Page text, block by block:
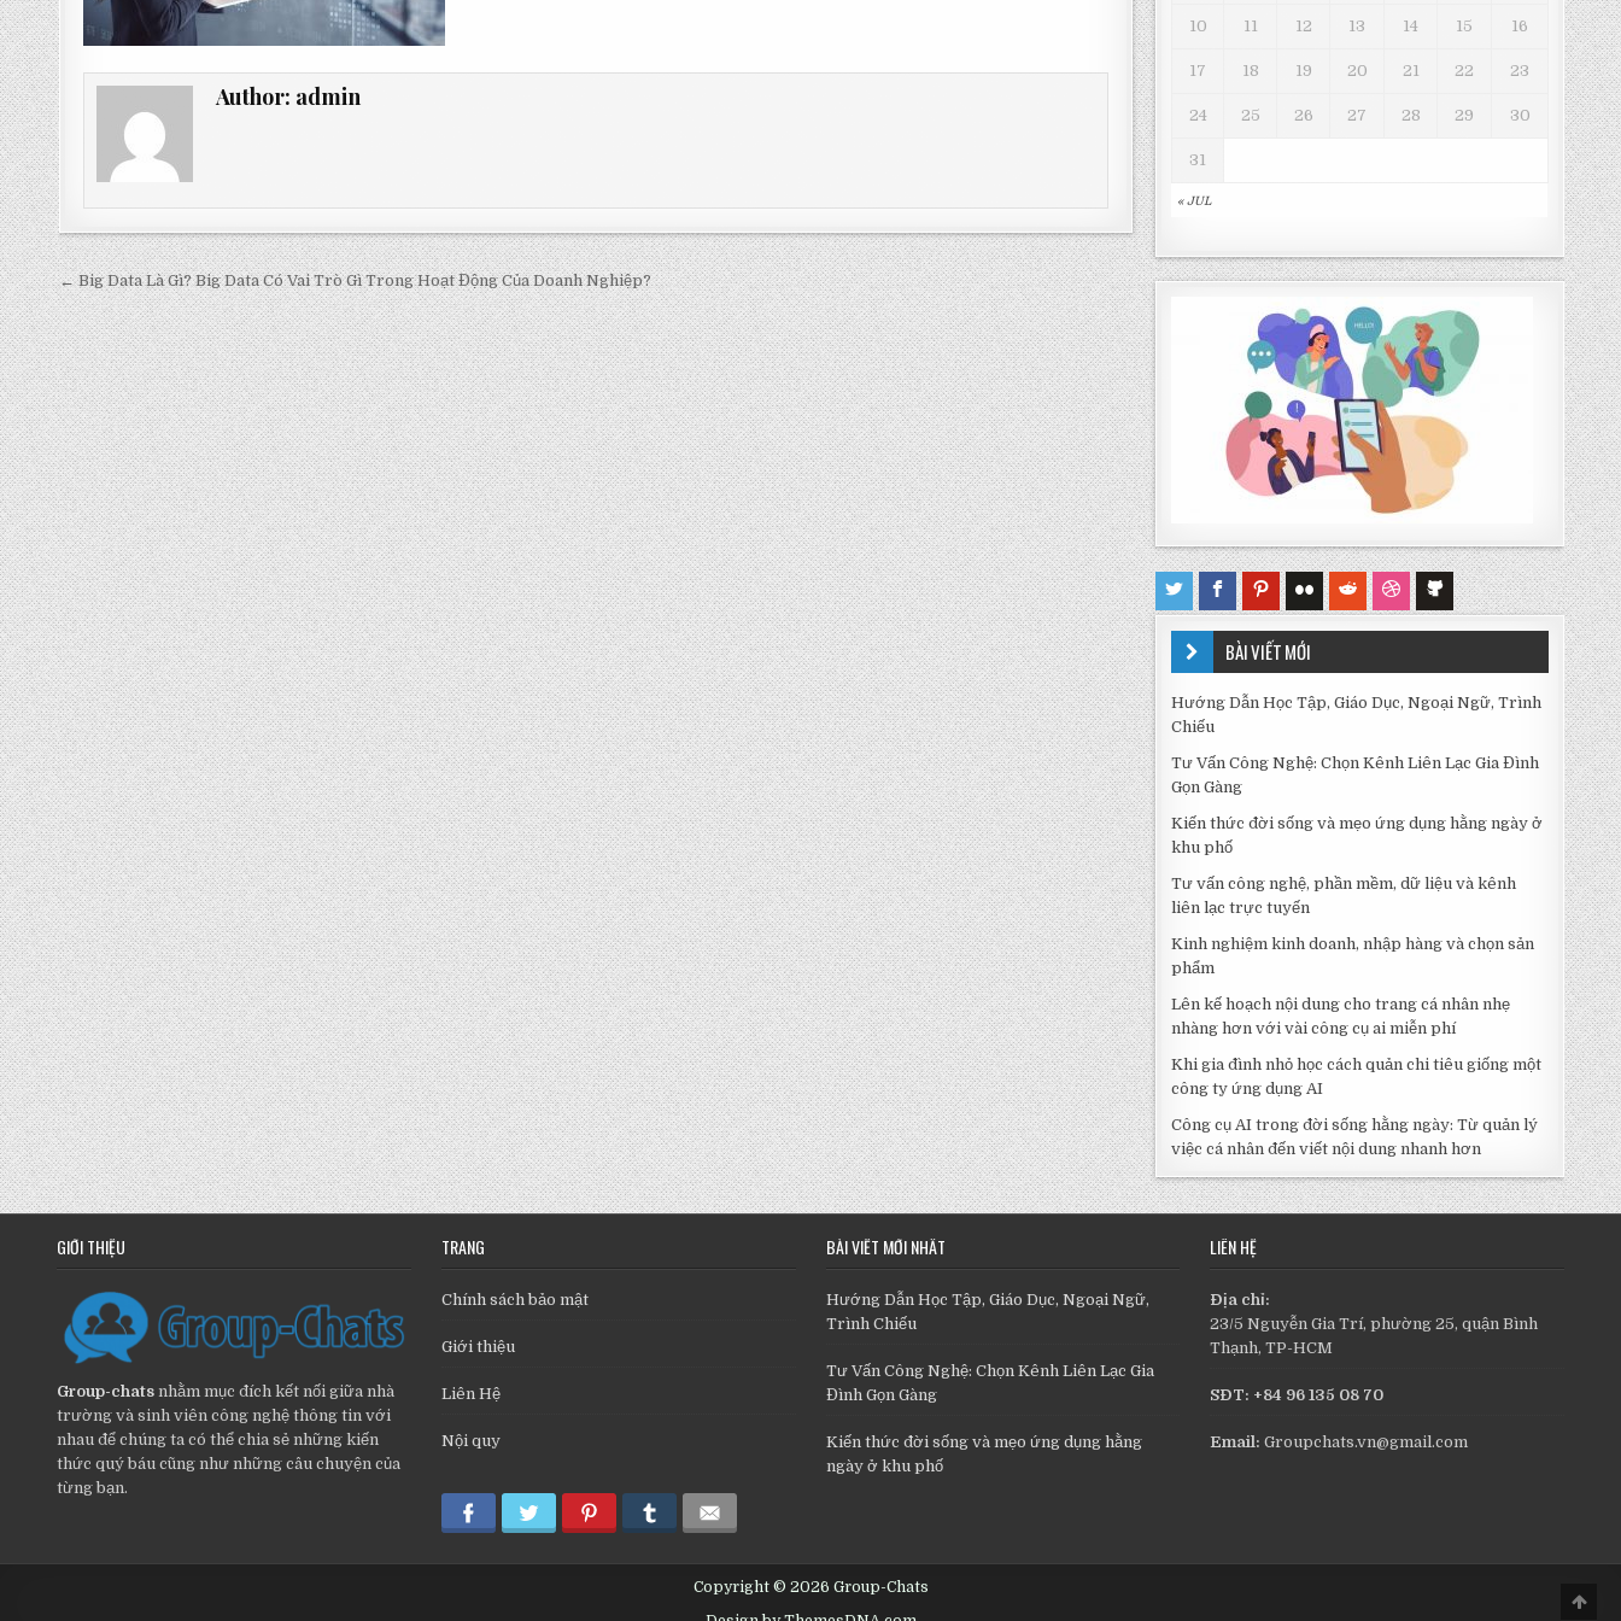
Author: admin
Post
navigation
← Big Data Là Gì? Big Data Có Vai Trò Gì Trong Hoạt Động Của Doanh Nghiệp?
« JUL
10 11 12 13 14 15 16
17 18 19 20 21 22 23
24 25 26 27 28 29 30
31
BÀI VIẾT MỚI
Hướng Dẫn Học Tập, Giáo Dục, Ngoại Ngữ, Trình
Chiếu
Tư Vấn Công Nghệ: Chọn Kênh Liên Lạc Gia Đình
Gọn Gàng
Kiến thức đời sống và mẹo ứng dụng hằng ngày ở
khu phố
Tư vấn công nghệ, phần mềm, dữ liệu và kênh
liên lạc trực tuyến
Kinh nghiệm kinh doanh, nhập hàng và chọn sản
phẩm
Lên kế hoạch nội dung cho trang cá nhân nhẹ
nhàng hơn với vài công cụ ai miễn phí
Khi gia đình nhỏ học cách quản chi tiêu giống một
công ty ứng dụng AI
Công cụ AI trong đời sống hằng ngày: Từ quản lý
việc cá nhân đến viết nội dung nhanh hơn
GIỚI THIỆU
Group-chats nhằm mục đích kết nối giữa nhà
trường và sinh viên công nghệ thông tin với
nhau để chúng ta có thể chia sẻ những kiến
thức quý báu cũng như những câu chuyện của
từng bạn.
TRANG
Chính sách bảo mật
Giới thiệu
Liên Hệ
Nội quy
BÀI VIẾT MỚI NHẤT
Hướng Dẫn Học Tập, Giáo Dục, Ngoại Ngữ,
Trình Chiếu
Tư Vấn Công Nghệ: Chọn Kênh Liên Lạc Gia
Đình Gọn Gàng
Kiến thức đời sống và mẹo ứng dụng hằng
ngày ở khu phố
LIÊN HỆ
Địa chỉ:
23/5 Nguyễn Gia Trí, phường 25, quận Bình
Thạnh, TP-HCM
SĐT: +84 96 135 08 70
Email: Groupchats.vn@gmail.com
Copyright © 2026 Group-Chats